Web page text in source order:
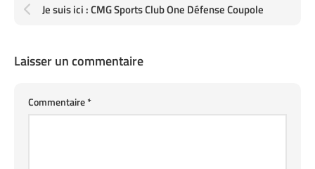
Je suis ici : CMG Sports Club One Défense Coupole
Laisser un commentaire
Commentaire*